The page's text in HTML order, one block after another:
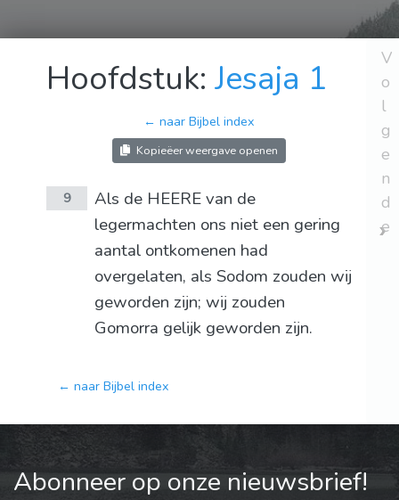
Hoofdstuk:Jesaja 1
← naar Bijbel index
Kopieëer weergave openen
9
Als de HEERE van de
legermachten ons niet een gering
aantal ontkomenen had
overgelaten, als Sodom zouden wij
geworden zijn; wij zouden
Gomorra gelijk geworden zijn.
← naar Bijbel index
V
o
l
g
e
n
d
e
Abonneer op onze nieuwsbrief!